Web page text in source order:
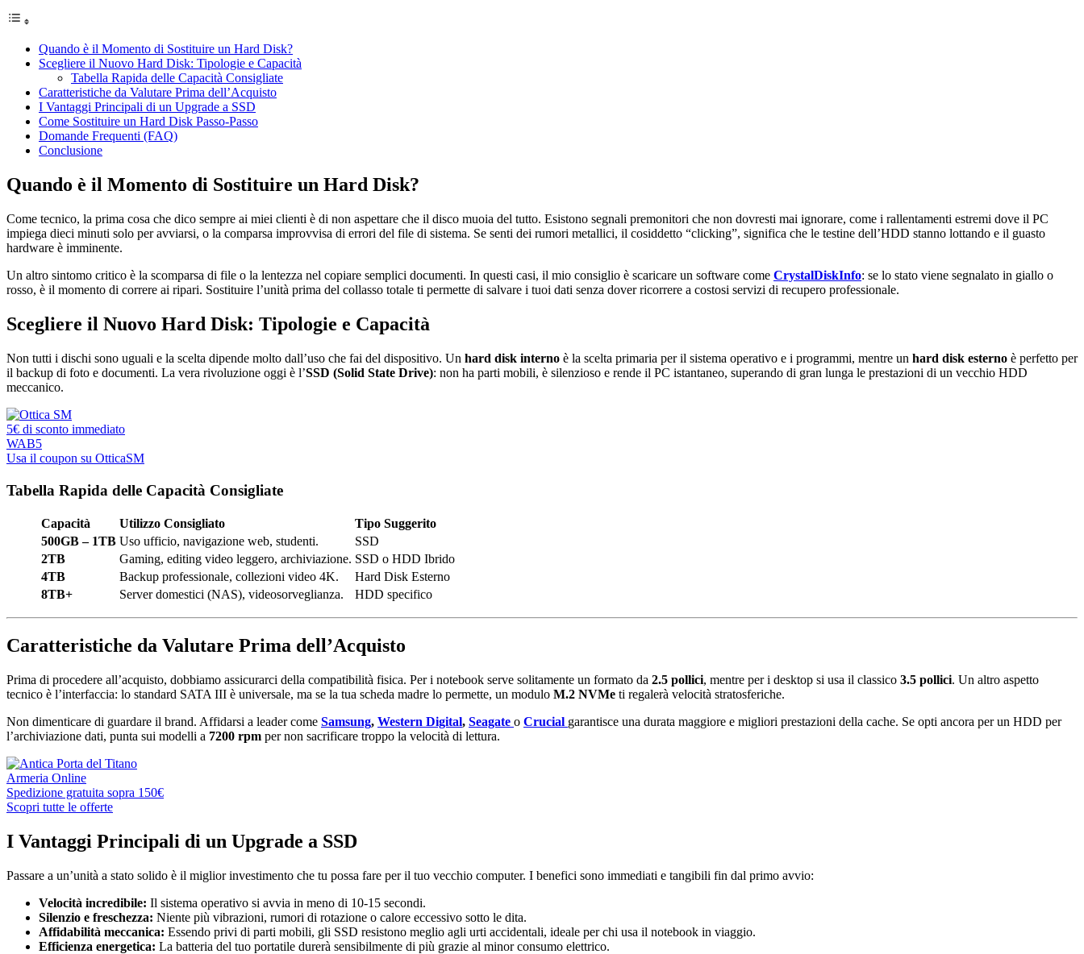
Quando è il Momento di Sostituire un Hard Disk?
Scegliere il Nuovo Hard Disk: Tipologie e Capacità
Tabella Rapida delle Capacità Consigliate
Caratteristiche da Valutare Prima dell’Acquisto
I Vantaggi Principali di un Upgrade a SSD
Come Sostituire un Hard Disk Passo-Passo
Domande Frequenti (FAQ)
Conclusione
Quando è il Momento di Sostituire un Hard Disk?
Come tecnico, la prima cosa che dico sempre ai miei clienti è di non aspettare che il disco muoia del tutto. Esistono segnali premonitori che non dovresti mai ignorare, come i rallentamenti estremi dove il PC
impiega dieci minuti solo per avviarsi, o la comparsa improvvisa di errori del file di sistema. Se senti dei rumori metallici, il cosiddetto “clicking”, significa che le testine dell’HDD stanno lottando e il guasto
hardware è imminente.
Un altro sintomo critico è la scomparsa di file o la lentezza nel copiare semplici documenti. In questi casi, il mio consiglio è scaricare un software come CrystalDiskInfo: se lo stato viene segnalato in giallo o
rosso, è il momento di correre ai ripari. Sostituire l’unità prima del collasso totale ti permette di salvare i tuoi dati senza dover ricorrere a costosi servizi di recupero professionale.
Scegliere il Nuovo Hard Disk: Tipologie e Capacità
Non tutti i dischi sono uguali e la scelta dipende molto dall’uso che fai del dispositivo. Un hard disk interno è la scelta primaria per il sistema operativo e i programmi, mentre un hard disk esterno è perfetto per
il backup di foto e documenti. La vera rivoluzione oggi è l’SSD (Solid State Drive): non ha parti mobili, è silenzioso e rende il PC istantaneo, superando di gran lunga le prestazioni di un vecchio HDD
meccanico.
5€ di sconto immediato
WAB5
Usa il coupon su OtticaSM
Tabella Rapida delle Capacità Consigliate
Capacità Utilizzo Consigliato
Tipo Suggerito
500GB – 1TB Uso ufficio, navigazione web, studenti.
SSD
2TB
Gaming, editing video leggero, archiviazione. SSD o HDD Ibrido
4TB
Backup professionale, collezioni video 4K.
Hard Disk Esterno
8TB+
Server domestici (NAS), videosorveglianza. HDD specifico
Caratteristiche da Valutare Prima dell’Acquisto
Prima di procedere all’acquisto, dobbiamo assicurarci della compatibilità fisica. Per i notebook serve solitamente un formato da 2.5 pollici, mentre per i desktop si usa il classico 3.5 pollici. Un altro aspetto
tecnico è l’interfaccia: lo standard SATA III è universale, ma se la tua scheda madre lo permette, un modulo M.2 NVMe ti regalerà velocità stratosferiche.
Non dimenticare di guardare il brand. Affidarsi a leader come Samsung, Western Digital, Seagate o Crucial garantisce una durata maggiore e migliori prestazioni della cache. Se opti ancora per un HDD per
l’archiviazione dati, punta sui modelli a 7200 rpm per non sacrificare troppo la velocità di lettura.
Armeria Online
Spedizione gratuita sopra 150€
Scopri tutte le offerte
I Vantaggi Principali di un Upgrade a SSD
Passare a un’unità a stato solido è il miglior investimento che tu possa fare per il tuo vecchio computer. I benefici sono immediati e tangibili fin dal primo avvio:
Velocità incredibile: Il sistema operativo si avvia in meno di 10-15 secondi.
Silenzio e freschezza: Niente più vibrazioni, rumori di rotazione o calore eccessivo sotto le dita.
Affidabilità meccanica: Essendo privi di parti mobili, gli SSD resistono meglio agli urti accidentali, ideale per chi usa il notebook in viaggio.
Efficienza energetica: La batteria del tuo portatile durerà sensibilmente di più grazie al minor consumo elettrico.